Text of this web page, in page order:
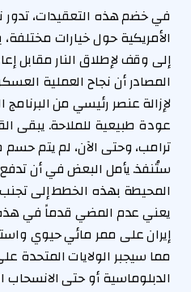
في خضم هذه التعقيدات، تدور
الأمريكية حول خيارات
إلى وقف لإطلاق النار مقابل
المصادر أن نجاح العملية
لإزالة عنصر رئيسي من
عودة طبيعية للملاحة. يبقى
ترامب، وحتى الآن، لم يتم
ستُنفذ. يأمل البعض في أن
المحيطة بهذه الخطط إلى
يعني عدم المضي قدماً في هذه
إيران على ممر مائي حيوي
مما سيجبر الولايات المتحدة
الدبلوماسية أو حتى الانسحاب